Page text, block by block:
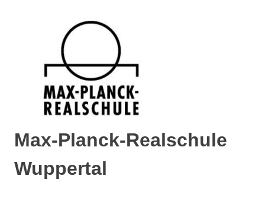
Max-Planck-Realschule
Wuppertal